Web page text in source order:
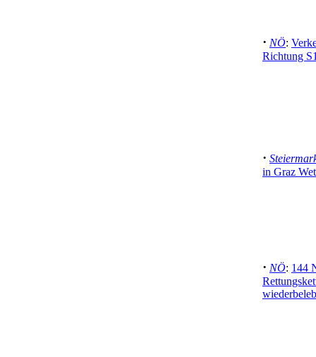
· NÖ:
Richtung
·
in Graz
· NÖ: 144